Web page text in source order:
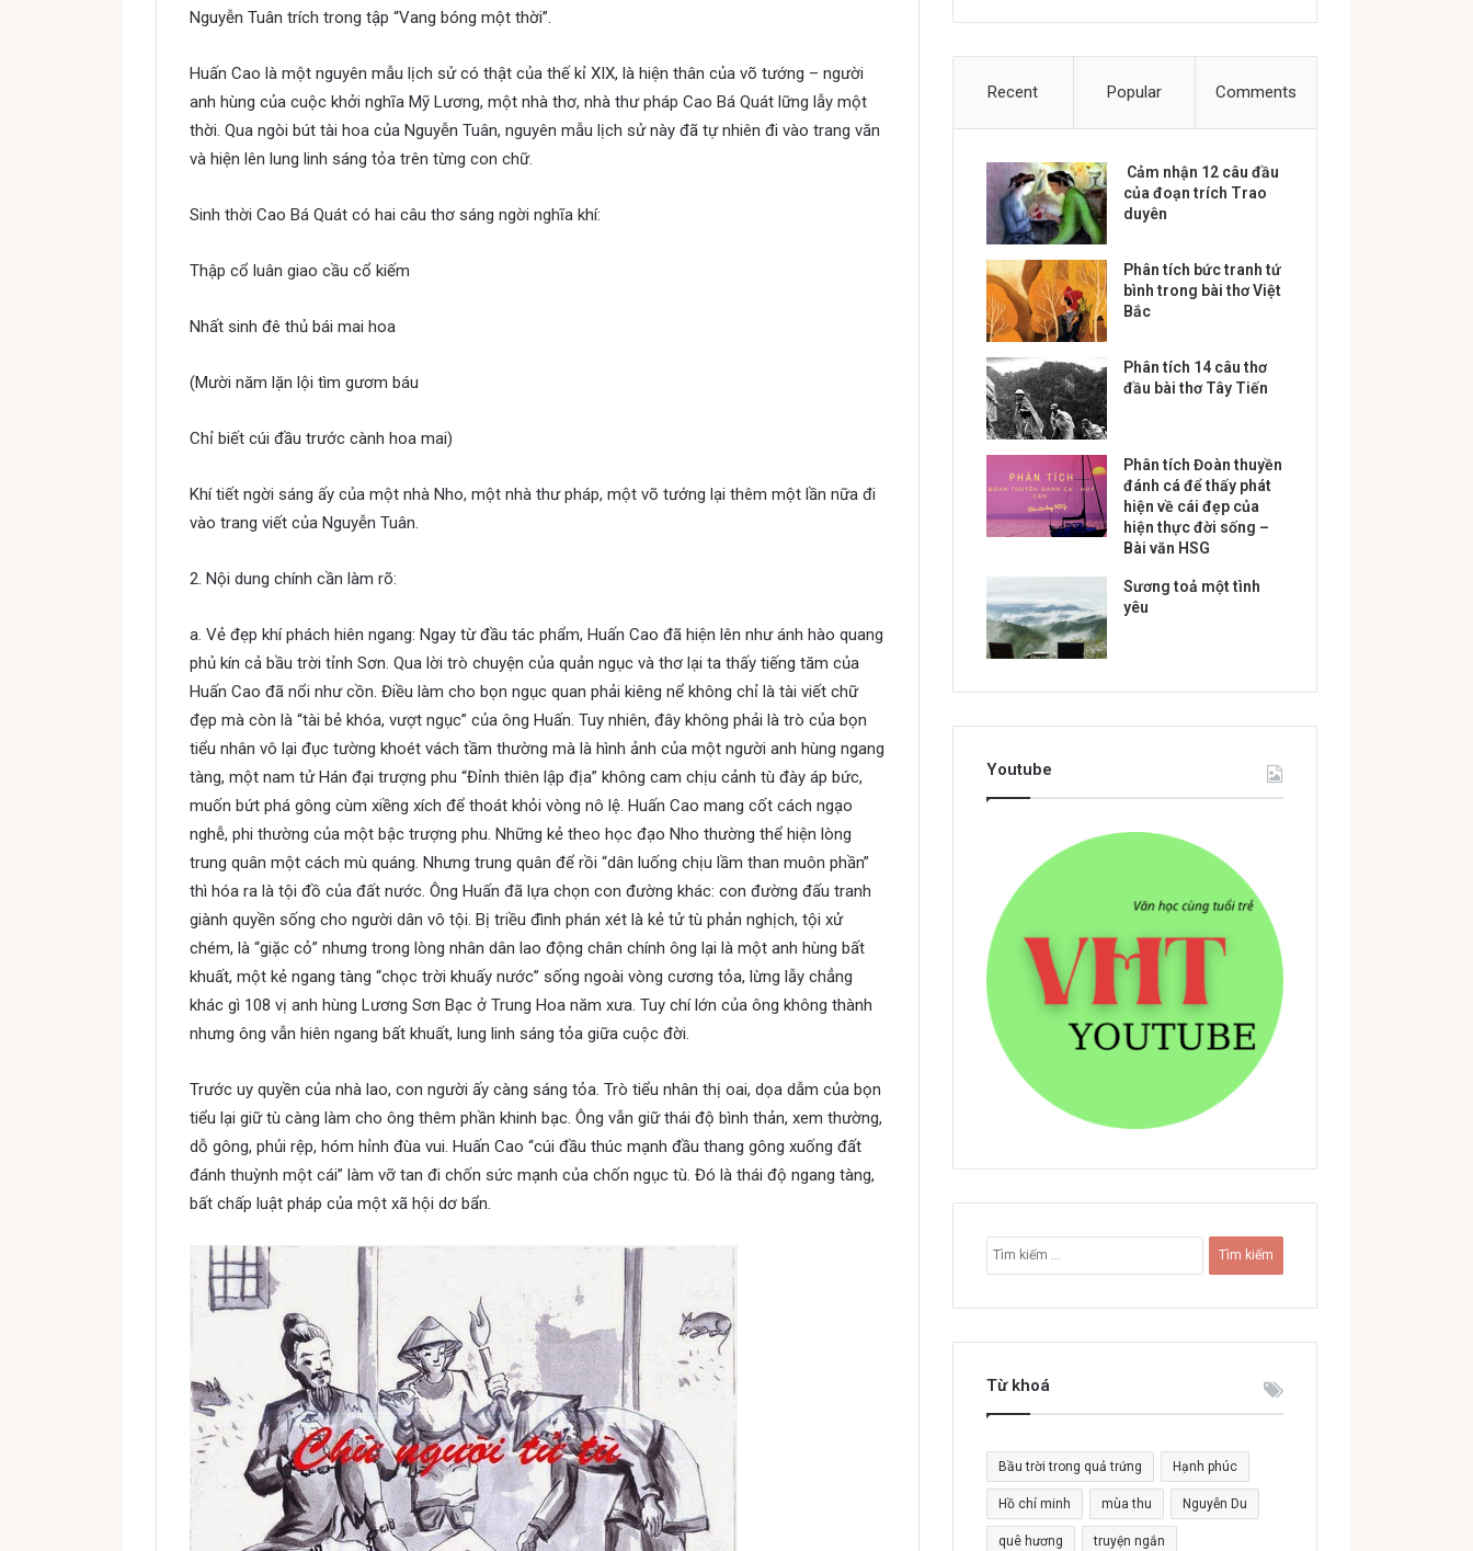
Nguyễn Tuân trích trong tập “Vang bóng một thời”.
Huấn Cao là một nguyên mẫu lịch sử có thật của thế kỉ XIX, là hiện thân của võ tướng – người
anh hùng của cuộc khởi nghĩa Mỹ Lương, một nhà thơ, nhà thư pháp Cao Bá Quát lững lẫy một
thời. Qua ngòi bút tài hoa của Nguyễn Tuân, nguyên mẫu lịch sử này đã tự nhiên đi vào trang văn
và hiện lên lung linh sáng tỏa trên từng con chữ.
Sinh thời Cao Bá Quát có hai câu thơ sáng ngời nghĩa khí:
Thập cổ luân giao cầu cổ kiếm
Nhất sinh đê thủ bái mai hoa
(Mười năm lặn lội tìm gươm báu
Chỉ biết cúi đầu trước cành hoa mai)
Khí tiết ngời sáng ấy của một nhà Nho, một nhà thư pháp, một võ tướng lại thêm một lần nữa đi
vào trang viết của Nguyễn Tuân.
2. Nội dung chính cần làm rõ:
a. Vẻ đẹp khí phách hiên ngang: Ngay từ đầu tác phẩm, Huấn Cao đã hiện lên như ánh hào quang
phủ kín cả bầu trời tỉnh Sơn. Qua lời trò chuyện của quản ngục và thơ lại ta thấy tiếng tăm của
Huấn Cao đã nổi như cồn. Điều làm cho bọn ngục quan phải kiêng nể không chỉ là tài viết chữ
đẹp mà còn là “tài bẻ khóa, vượt ngục” của ông Huấn. Tuy nhiên, đây không phải là trò của bọn
tiểu nhân vô lại đục tường khoét vách tầm thường mà là hình ảnh của một người anh hùng ngang
tàng, một nam tử Hán đại trượng phu “Đỉnh thiên lập địa” không cam chịu cảnh tù đày áp bức,
muốn bứt phá gông cùm xiềng xích để thoát khỏi vòng nô lệ. Huấn Cao mang cốt cách ngạo
nghễ, phi thường của một bậc trượng phu. Những kẻ theo học đạo Nho thường thể hiện lòng
trung quân một cách mù quáng. Nhưng trung quân để rồi “dân luống chịu lầm than muôn phần”
thì hóa ra là tội đồ của đất nước. Ông Huấn đã lựa chọn con đường khác: con đường đấu tranh
giành quyền sống cho người dân vô tội. Bị triều đình phán xét là kẻ tử tù phản nghịch, tội xử
chém, là “giặc cỏ” nhưng trong lòng nhân dân lao động chân chính ông lại là một anh hùng bất
khuất, một kẻ ngang tàng “chọc trời khuấy nước” sống ngoài vòng cương tỏa, lừng lẫy chẳng
khác gì 108 vị anh hùng Lương Sơn Bạc ở Trung Hoa năm xưa. Tuy chí lớn của ông không thành
nhưng ông vẫn hiên ngang bất khuất, lung linh sáng tỏa giữa cuộc đời.
Trước uy quyền của nhà lao, con người ấy càng sáng tỏa. Trò tiểu nhân thị oai, dọa dẫm của bọn
tiểu lại giữ tù càng làm cho ông thêm phần khinh bạc. Ông vẫn giữ thái độ bình thản, xem thường,
dỗ gông, phủi rệp, hóm hỉnh đùa vui. Huấn Cao “cúi đầu thúc mạnh đầu thang gông xuống đất
đánh thuỳnh một cái” làm vỡ tan đi chốn sức mạnh của chốn ngục tù. Đó là thái độ ngang tàng,
bất chấp luật pháp của một xã hội dơ bẩn.
Recent Popular Comments
Cảm nhận 12 câu đầu
của đoạn trích Trao
duyên
Phân tích bức tranh tứ
bình trong bài thơ Việt
Bắc
Phân tích 14 câu thơ
đầu bài thơ Tây Tiến
Phân tích Đoàn thuyền
đánh cá để thấy phát
hiện về cái đẹp của
hiện thực đời sống –
Bài văn HSG
Sương toả một tình
yêu
Youtube
ì
i
c
o
:
Từ khoá
Bầu trời trong quả trứng Hạnh phúc
Hồ chí minh mùa thu Nguyễn Du
quê hương truyện ngắn